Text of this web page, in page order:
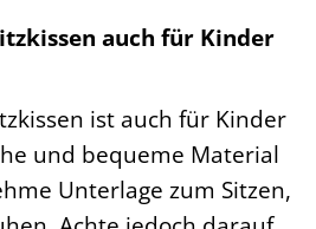
auch für Kinder
ist auch für Kinder
und bequeme Material
Unterlage zum Sitzen,